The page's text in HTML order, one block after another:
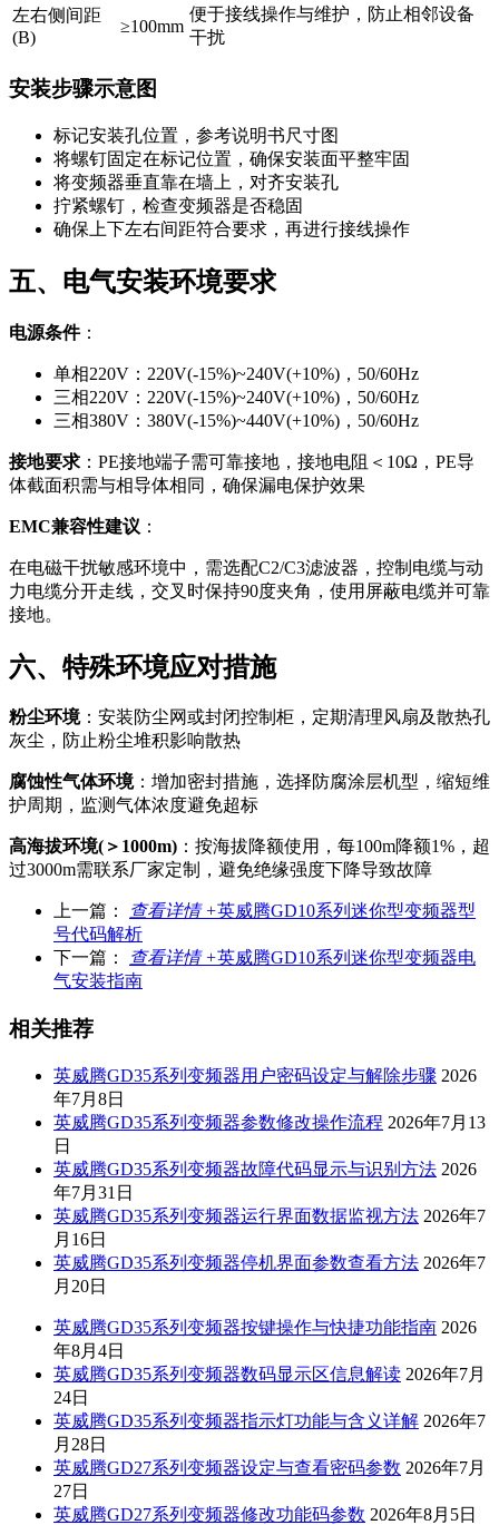
左右侧间距
(B)
≥100mm
便于接线操作与维护，防止相邻设备
干扰
安装步骤示意图
标记安装孔位置，参考说明书尺寸图
将螺钉固定在标记位置，确保安装面平整牢固
将变频器垂直靠在墙上，对齐安装孔
拧紧螺钉，检查变频器是否稳固
确保上下左右间距符合要求，再进行接线操作
五、电气安装环境要求
电源条件：
单相220V：220V(-15%)~240V(+10%)，50/60Hz
三相220V：220V(-15%)~240V(+10%)，50/60Hz
三相380V：380V(-15%)~440V(+10%)，50/60Hz
接地要求 ：PE接地端子需可靠接地，接地电阻＜10Ω，PE导
体截面积需与相导体相同，确保漏电保护效果
EMC兼容性建议 ：
在电磁干扰敏感环境中，需选配C2/C3滤波器，控制电缆与动
力电缆分开走线，交叉时保持90度夹角，使用屏蔽电缆并可靠
接地。
六、特殊环境应对措施
粉尘环境：安装防尘网或封闭控制柜，定期清理风扇及散热孔
灰尘，防止粉尘堆积影响散热
腐蚀性气体环境：增加密封措施，选择防腐涂层机型，缩短维
护周期，监测气体浓度避免超标
高海拔环境(＞1000m) ：按海拔降额使用，每100m降额1%，超
过3000m需联系厂家定制，避免绝缘强度下降导致故障
上一篇： 查看详情 +英威腾GD10系列迷你型变频器型
号代码解析
下一篇：
查看详情 +英威腾GD10系列迷你型变频器电
气安装指南
相关推荐
英威腾GD35系列变频器用户密码设定与解除步骤 2026
年7月8日
英威腾GD35系列变频器参数修改操作流程 2026年7月13
日
英威腾GD35系列变频器故障代码显示与识别方法 2026
年7月31日
英威腾GD35系列变频器运行界面数据监视方法 2026年7
月16日
英威腾GD35系列变频器停机界面参数查看方法 2026年7
月20日
英威腾GD35系列变频器按键操作与快捷功能指南 2026
年8月4日
英威腾GD35系列变频器数码显示区信息解读 2026年7月
24日
英威腾GD35系列变频器指示灯功能与含义详解 2026年7
月28日
英威腾GD27系列变频器设定与查看密码参数 2026年7月
27日
英威腾GD27系列变频器修改功能码参数 2026年8月5日